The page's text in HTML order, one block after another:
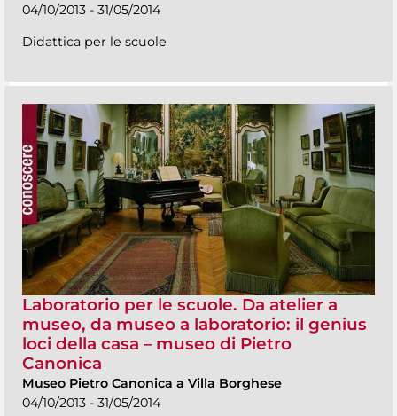
04/10/2013 - 31/05/2014
Didattica per le scuole
Laboratorio per le scuole. Da atelier a
museo, da museo a laboratorio: il genius
loci della casa – museo di Pietro
Canonica
Museo Pietro Canonica a Villa Borghese
04/10/2013 - 31/05/2014